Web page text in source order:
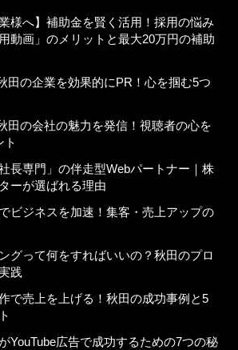
様へ】補助金を賢く活用！採用の悩み
動画」のメリットと最大20万円の補助
田の企業を効果的にPR！心を掴む5つ
田の会社の魅力を発信！視聴者の心を
ト
長専門」の伴走型Webパートナー｜株
ーが選ばれる理由
ビジネスを加速！集客・売上アップの
グって何をすればいいの？秋田のプロ
践
で売上を上げる！秋田の成功事例と5
YouTube広告で成功するための7つの秘